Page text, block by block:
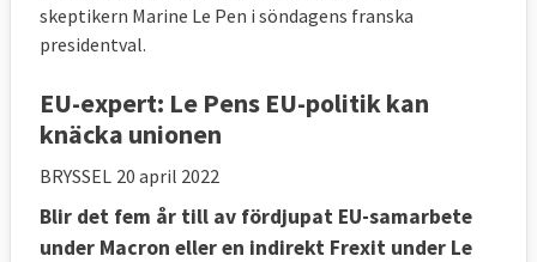
skeptikern Marine Le Pen i söndagens franska
presidentval.
EU-expert: Le Pens EU-politik kan
knäcka unionen
BRYSSEL 20 april 2022
Blir det fem år till av fördjupat EU-samarbete
under Macron eller en indirekt Frexit under Le